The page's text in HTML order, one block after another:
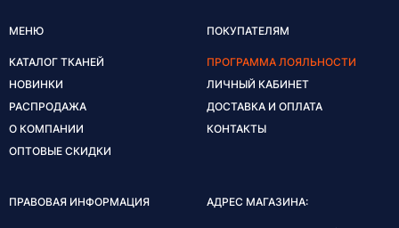
МЕНЮ
КАТАЛОГ ТКАНЕЙ
НОВИНКИ
РАСПРОДАЖА
О КОМПАНИИ
ОПТОВЫЕ СКИДКИ
ПОКУПАТЕЛЯМ
ПРОГРАММА ЛОЯЛЬНОСТИ
ЛИЧНЫЙ КАБИНЕТ
ДОСТАВКА И ОПЛАТА
КОНТАКТЫ
ПРАВОВАЯ ИНФОРМАЦИЯ АДРЕС МАГАЗИНА: